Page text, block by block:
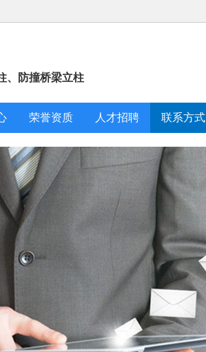
、防撞桥梁立柱
荣誉资质 人才招聘 联系方式